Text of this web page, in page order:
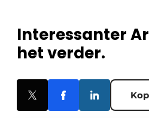
Interessanter
het verder.